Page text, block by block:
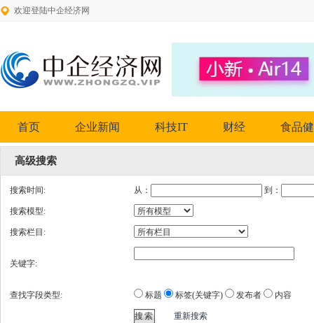
欢迎登陆中企经济网
首页 企业新闻 科技IT 财经 食品
高级搜索
搜索时间: 从： 到：
搜索模型:
搜索栏目:
关键字:
查找字段类型: 标题 标签(关键字) 发布者 内容
重新搜索